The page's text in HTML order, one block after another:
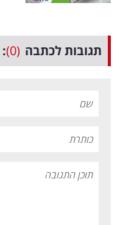
תגובות לכתבה (0)
: